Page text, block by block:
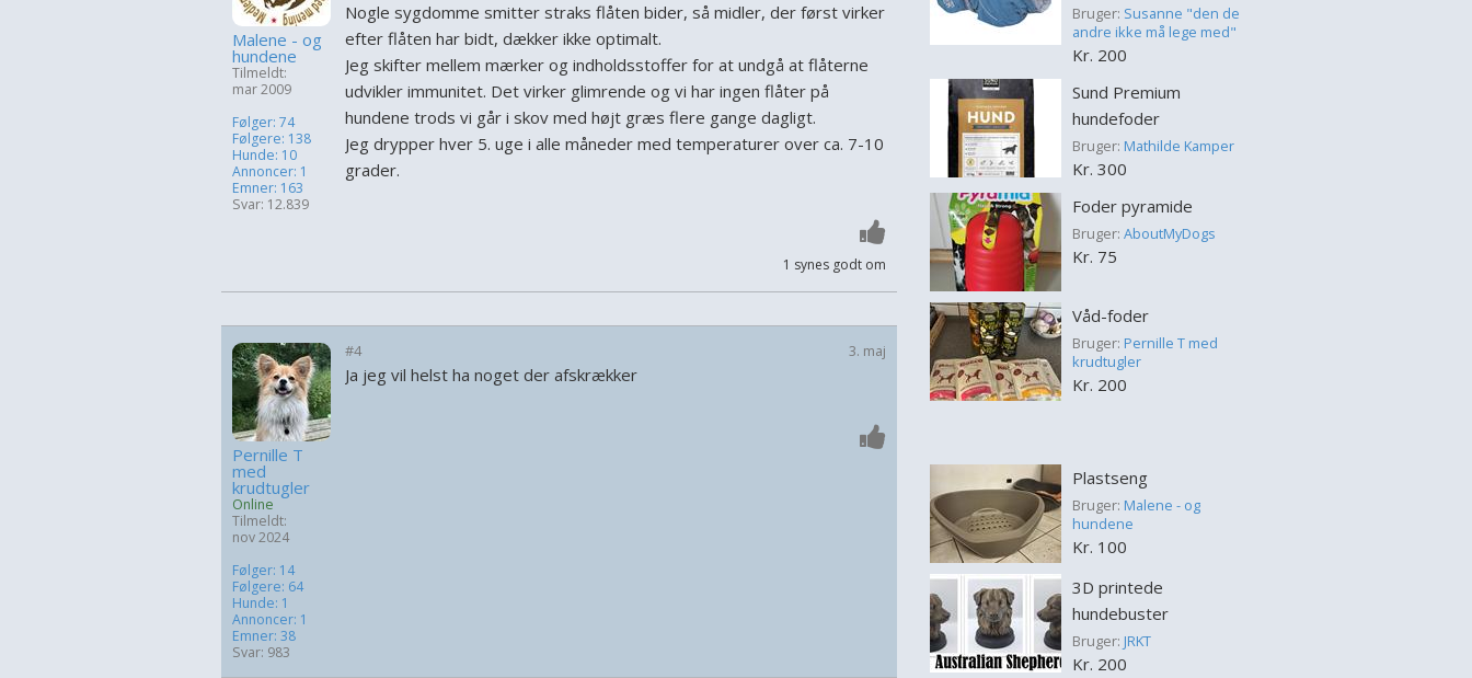
Malene - og
hundene
Tilmeldt:
mar 2009
Følger: 74
Følgere: 138
Hunde: 10
Annoncer: 1
Emner: 163
Svar: 12.839
Nogle sygdomme smitter straks flåten bider, så midler, der først virker
efter flåten har bidt, dækker ikke optimalt.
Jeg skifter mellem mærker og indholdsstoffer for at undgå at flåterne
udvikler immunitet. Det virker glimrende og vi har ingen flåter på
hundene trods vi går i skov med højt græs flere gange dagligt.
Jeg drypper hver 5. uge i alle måneder med temperaturer over ca. 7-10
grader.
1 synes godt om
Pernille T
med
krudtugler
Online
Tilmeldt:
nov 2024
Følger: 14
Følgere: 64
Hunde: 1
Annoncer: 1
Emner: 38
Svar: 983
#4 3. maj
Ja jeg vil helst ha noget der afskrækker
Bruger: Susanne "den de
andre ikke må lege med"
Kr. 200
Sund Premium
hundefoder
Bruger: Mathilde Kamper
Kr. 300
Foder pyramide
Bruger: AboutMyDogs
Kr. 75
Våd-foder
Bruger: Pernille T med
krudtugler
Kr. 200
Plastseng
Bruger: Malene - og
hundene
Kr. 100
3D printede
hundebuster
Bruger: JRKT
Kr. 200